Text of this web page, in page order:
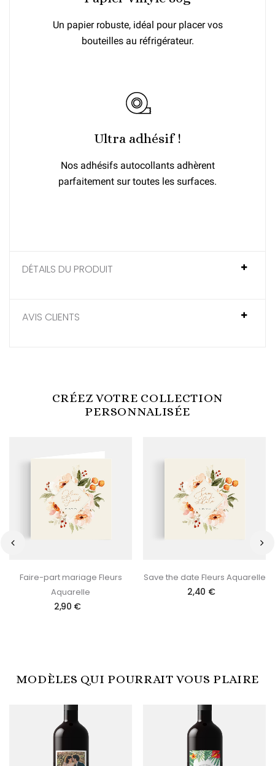
Un papier robuste, idéal pour placer vos
bouteilles au réfrigérateur.
Ultra adhésif !
Nos adhésifs autocollants adhèrent
parfaitement sur toutes les surfaces.
DÉTAILS DU PRODUIT
AVIS CLIENTS
CRÉEZ VOTRE COLLECTION
PERSONNALISÉE
Faire-part mariage Fleurs
Aquarelle
2,90 €
Save the date Fleurs Aquarelle
2,40 €
MODÈLES QUI POURRAIT VOUS PLAIRE